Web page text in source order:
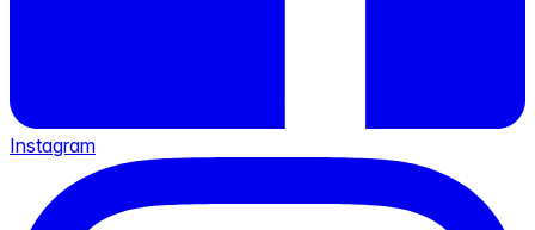
Instagram